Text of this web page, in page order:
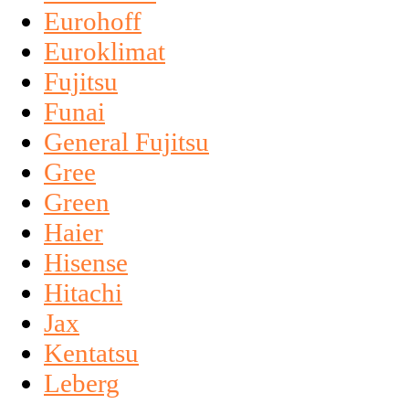
Eurohoff
Euroklimat
Fujitsu
Funai
General Fujitsu
Gree
Green
Haier
Hisense
Hitachi
Jax
Kentatsu
Leberg